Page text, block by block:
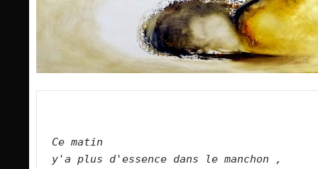
Ce matin
y'a plus d'essence dans le manchon ,